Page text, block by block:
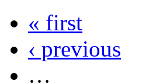
« first
‹ previous
…